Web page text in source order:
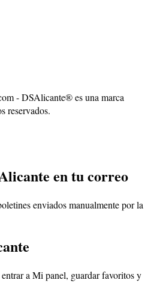
- DSAlicante® es una marca
reservados.
en tu correo
enviados manualmente por la
a Mi panel, guardar favoritos y